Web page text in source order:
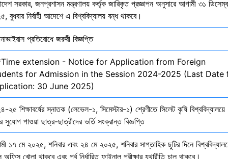
সরকার, জনপ্রশাসন মন্ত্রণালয় কর্তৃক জারিকৃত প্রজ্ঞাপন অনুসারে আগামী ৩১
বুধবার নির্বাহী আদেশে এ বিশ্ববিদ্যালয় বন্ধ থাকবে।
প্রতিরোধে জরুরী বিজ্ঞপ্তি
extension - Notice for Application from Foreign
for Admission in the Session 2024-2025 (Last Date
30 June 2025)
২৫ শিক্ষাবর্ষের স্নাতক (লেভেল-১, সিমেস্টার-১) শ্রেণীতে সিলেট কৃষি বিশ্ববিদ্যালয়ে
সুযোগ পাওয়া ছাত্র-ছাত্রীদের ভর্তি সংক্রান্ত বিজ্ঞপ্তি
১৭ মে ২০২৫, শনিবার এবং ২৪ মে ২০২৫, শনিবার সাপ্তাহিক ছুটির দিনে
খোলা থাকবে এবং পূর্ব নির্ধারিত ফাইনাল পরীক্ষার যথারীতি চালু থাকবে।